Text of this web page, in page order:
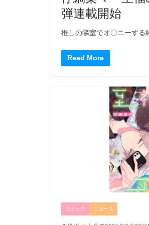
弾連載開始
推しの隣室でオ〇ニーする
Read More
コミック ニュース